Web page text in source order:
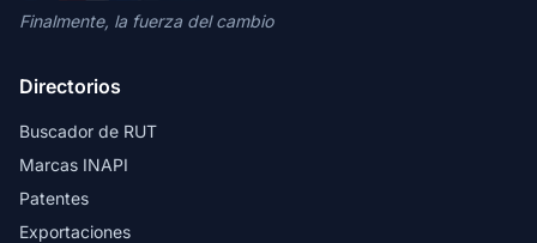
Finalmente, la fuerza del cambio
Directorios
Buscador de RUT
Marcas INAPI
Patentes
Exportaciones